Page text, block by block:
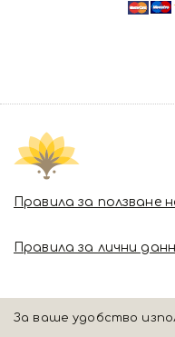
Правила за ползване
Правила за лични
За ваше удобство